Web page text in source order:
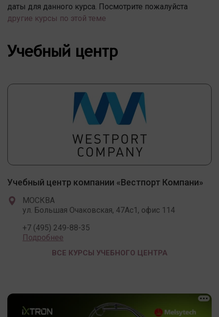
даты для данного курса. Посмотрите пожалуйста
другие курсы по этой теме
Учебный центр
Учебный центр компании «Вестпорт Компани»
МОСКВА
ул. Большая Очаковская, 47Ас1, офис 114
+7 (495) 249-88-35
Подробнее
ВСЕ КУРСЫ УЧЕБНОГО ЦЕНТРА